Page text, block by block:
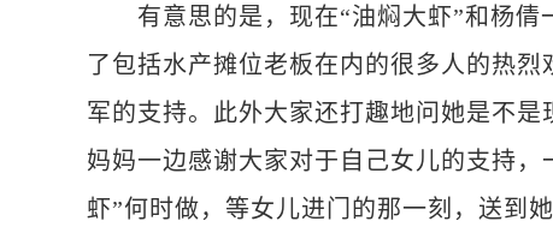
有意思的是，现在“油焖大虾”和杨倩
了包括水产摊位老板在内的很多人的热
军的支持。此外大家还打趣地问她是不
妈妈一边感谢大家对于自己女儿的支持
虾”何时做，等女儿进门的那一刻，送到她